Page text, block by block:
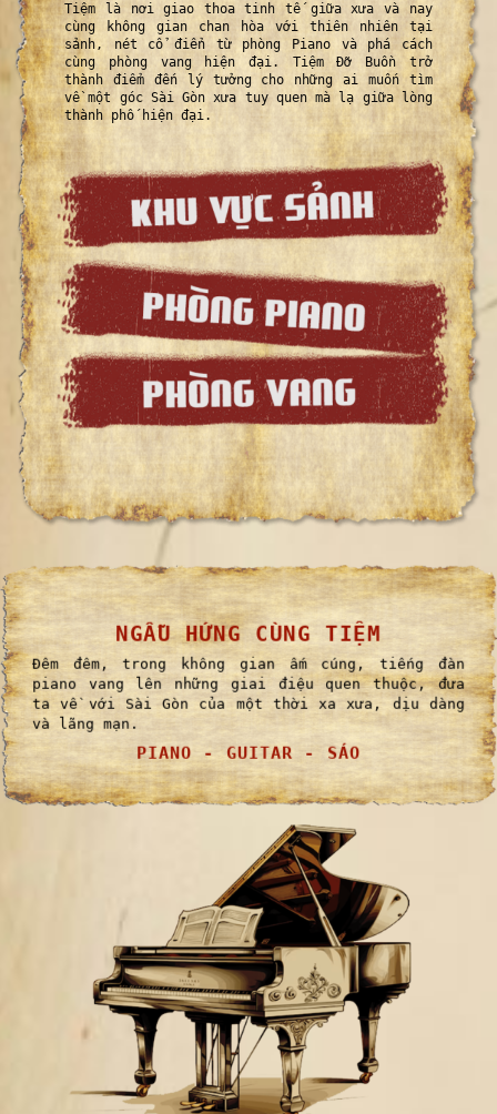
Tiệm là nơi giao thoa tinh tế giữa xưa và nay
cùng không gian chan hòa với thiên nhiên tại
sảnh, nét cổ điển từ phòng Piano và phá cách
cùng phòng vang hiện đại. Tiệm Đỡ Buồn trở
thành điểm đến lý tưởng cho những ai muốn tìm
về một góc Sài Gòn xưa tuy quen mà lạ giữa lòng
thành phố hiện đại.
NGẪU HỨNG CÙNG TIỆM
Đêm đêm, trong không gian ấm cúng, tiếng đàn
piano vang lên những giai điệu quen thuộc, đưa
ta về với Sài Gòn của một thời xa xưa, dịu dàng
và lãng mạn.
PIANO - GUITAR - SÁO